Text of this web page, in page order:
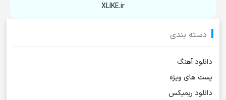
XLIKE.ir
دسته بندی
دانلود آهنگ
پست های ویژه
دانلود ریمیکس